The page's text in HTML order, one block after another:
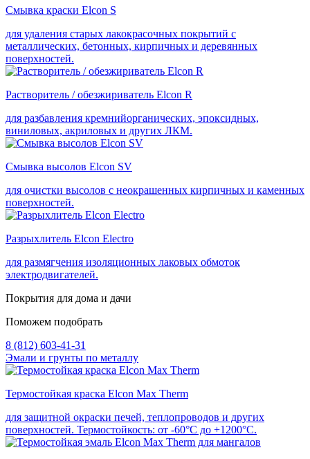
Смывка краски Elcon S
для удаления старых лакокрасочных покрытий с
металлических, бетонных, кирпичных и деревянных
поверхностей.
Растворитель / обезжириватель Elcon R
для разбавления кремнийорганических, эпоксидных,
виниловых, акриловых и других ЛКМ.
Смывка высолов Elcon SV
для очистки высолов с неокрашенных кирпичных и каменных
поверхностей.
Разрыхлитель Elcon Electro
для размягчения изоляционных лаковых обмоток
электродвигателей.
Покрытия для дома и дачи
Поможем подобрать
8 (812) 603-41-31
Эмали и грунты по металлу
Термостойкая краска Elcon Max Therm
для защитной окраски печей, теплопроводов и других
поверхностей. Термостойкость: от -60°С до +1200°С.